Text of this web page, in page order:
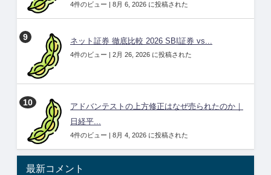
4件のビュー | 8月 6, 2026 に投稿された
ネット証券 徹底比較 2026 SBI証券 vs...
4件のビュー | 2月 26, 2026 に投稿された
アドバンテストの上方修正はなぜ売られたのか｜
日経平...
4件のビュー | 8月 4, 2026 に投稿された
最新コメント